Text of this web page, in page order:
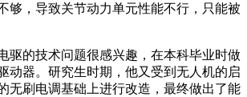
够，导致关节动力单元性能不行，只能被
的技术问题很感兴趣，在本科毕业时做
动器。研究生时期，他又受到无人机的启
无刷电调基础上进行改造，最终做出了能